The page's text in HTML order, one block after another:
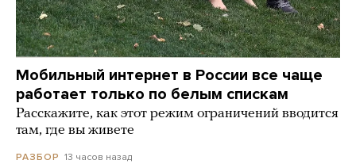
Мобильный интернет в России все чаще
работает только по белым спискам
Расскажите, как этот режим ограничений вводится
там, где вы живете
РАЗБОР 13 часов назад